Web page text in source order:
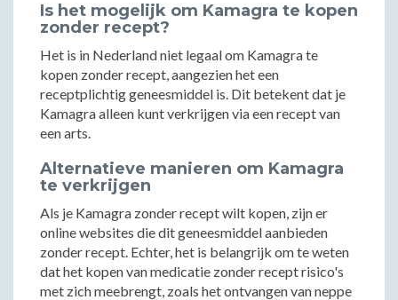
Is het mogelijk om Kamagra te kopen
zonder recept?
Het is in Nederland niet legaal om Kamagra te
kopen zonder recept, aangezien het een
receptplichtig geneesmiddel is. Dit betekent dat je
Kamagra alleen kunt verkrijgen via een recept van
een arts.
Alternatieve manieren om Kamagra
te verkrijgen
Als je Kamagra zonder recept wilt kopen, zijn er
online websites die dit geneesmiddel aanbieden
zonder recept. Echter, het is belangrijk om te weten
dat het kopen van medicatie zonder recept risico's
met zich meebrengt, zoals het ontvangen van neppe